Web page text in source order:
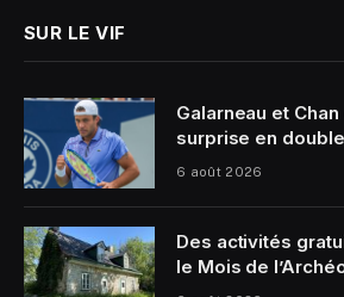
SUR LE VIF
Galarneau et
surprise en double
6 août 2026
Des activités
le Mois de